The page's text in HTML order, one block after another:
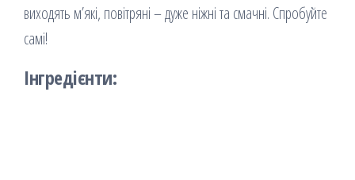
виходять м’які, повітряні – дуже ніжні та смачні. Спробуйте
самі!
Інгредієнти: